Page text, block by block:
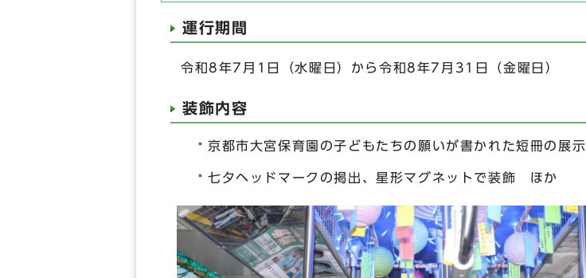
運行期間
令和8年7月1日（水曜日）から令和8年7月31日（金曜日）
装飾内容
京都市大宮保育園の子どもたちの願いが書かれた短冊の展示
七夕ヘッドマークの掲出、星形マグネットで装飾 ほか